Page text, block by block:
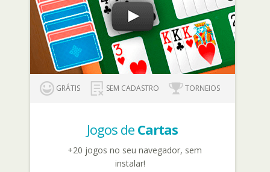
GRÁTIS SEM CADASTRO TORNEIOS
Jogos de Cartas
+20 jogos no seu navegador, sem
instalar!